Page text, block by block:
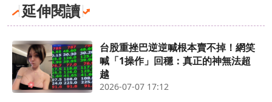
延伸閱讀
台股重挫巴逆逆喊根本賣不掉！網笑
喊「1操作」回穩：真正的神無法超
越
2026-07-07 17:12